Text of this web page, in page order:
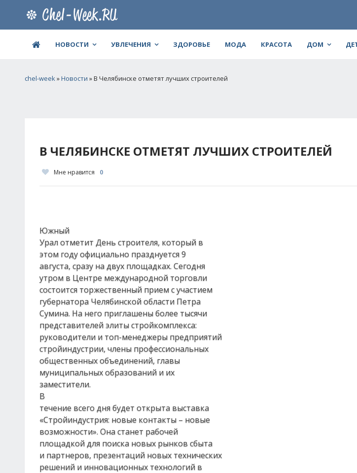
НОВОСТИ УВЛЕЧЕНИЯ ЗДОРОВЬЕ МОДА КРАСОТА ДОМ
chel-week»Новости » В Челябинске отметят лучших строителей
В ЧЕЛЯБИНСКЕ ОТМЕТЯТ ЛУЧШИХ СТРОИТЕЛЕЙ
Мне нравится 0
Южный
Урал отметит День строителя, который в
этом году официально празднуется 9
августа, сразу на двух площадках. Сегодня
утром в Центре международной торговли
состоится торжественный прием с участием
губернатора Челябинской области Петра
Сумина. На него приглашены более тысячи
представителей элиты стройкомплекса:
руководители и топ-менеджеры предприятий
стройиндустрии, члены профессиональных
общественных объединений, главы
муниципальных образований и их
заместители.
В
течение всего дня будет открыта выставка
«Стройиндустрия: новые контакты – новые
возможности». Она станет рабочей
площадкой для поиска новых рынков сбыта
и партнеров, презентаций новых технических
решений и инновационных технологий в